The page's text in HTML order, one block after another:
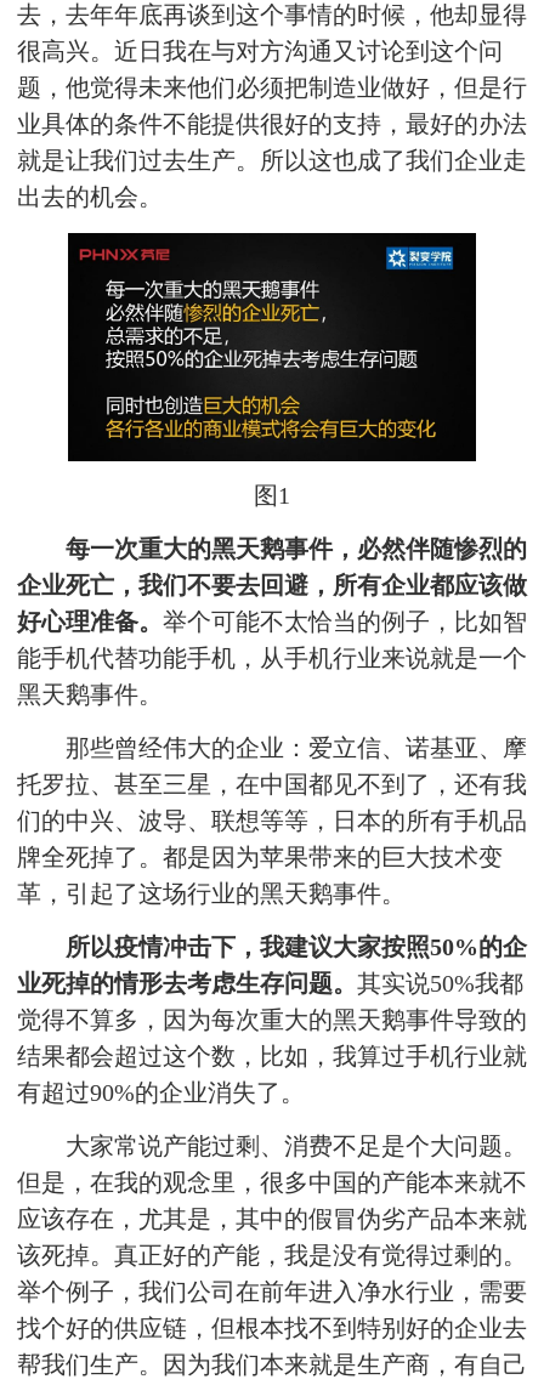
去，去年年底再谈到这个事情的时候，他却显得
很高兴。近日我在与对方沟通又讨论到这个问
题，他觉得未来他们必须把制造业做好，但是行
业具体的条件不能提供很好的支持，最好的办法
就是让我们过去生产。所以这也成了我们企业走
出去的机会。
图1
每一次重大的黑天鹅事件，必然伴随惨烈的
企业死亡，我们不要去回避，所有企业都应该做
好心理准备。 举个可能不太恰当的例子，比如智
能手机代替功能手机，从手机行业来说就是一个
黑天鹅事件。
那些曾经伟大的企业：爱立信、诺基亚、摩
托罗拉、甚至三星，在中国都见不到了，还有我
们的中兴、波导、联想等等，日本的所有手机品
牌全死掉了。都是因为苹果带来的巨大技术变
革，引起了这场行业的黑天鹅事件。
所以疫情冲击下，我建议大家按照50%的企
业死掉的情形去考虑生存问题。 其实说50%我都
觉得不算多，因为每次重大的黑天鹅事件导致的
结果都会超过这个数，比如，我算过手机行业就
有超过90%的企业消失了。
大家常说产能过剩、消费不足是个大问题。
但是，在我的观念里，很多中国的产能本来就不
应该存在，尤其是，其中的假冒伪劣产品本来就
该死掉。真正好的产能，我是没有觉得过剩的。
举个例子，我们公司在前年进入净水行业，需要
找个好的供应链，但根本找不到特别好的企业去
帮我们生产。因为我们本来就是生产商，有自己